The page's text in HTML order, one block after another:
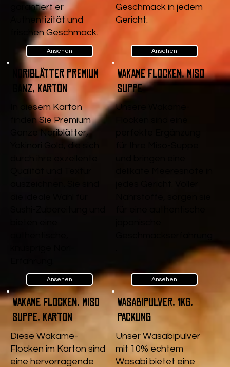
garantiert er
Authentizität und
frischen Geschmack.
Ansehen
Geschmack in jedem
Gericht.
Ansehen
Noriblätter Premium
Ganz, Karton
In diesem Karton
finden Sie Premium
Ganze Noriblätter,
Yakinori Gold, die sich
Ansehen
Wakame Flocken, Miso
Suppe
Unsere Wakame-
Ansehen
Wakame Flocken, Miso
Suppe, Karton
Diese Wakame-
Flocken im Karton sind
eine hervorragende
Wasabipulver, 1kg,
Packung
Unser Wasabipulver
mit 10% echtem
Wasabi bietet eine